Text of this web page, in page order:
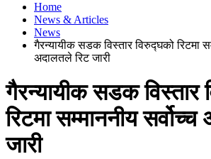
Home
News & Articles
News
गैरन्यायीक सडक विस्तार विरुद्घको रिटमा
अदालतले रिट जारी
गैरन्यायीक सडक विस्तार
रिटमा सम्माननीय
जारी